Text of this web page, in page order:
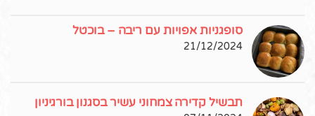
סופגניות אפויות עם ריבה – בוכטל
21/12/2024
תבשיל קדירה צמחוני עשיר בסגנון בורגיניון